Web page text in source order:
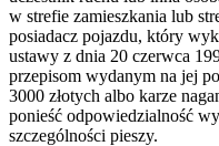
w strefie zamieszkania lub
posiadacz pojazdu, który
ustawy z dnia 20 czerwca
przepisom wydanym na jej
3000 złotych albo karze
ponieść odpowiedzialność
szczególności pieszy.